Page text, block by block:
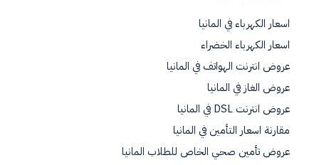
اسعار الكهرباء في المانيا
اسعار الكهرباء الخضراء
عروض انترنت الهواتف في المانيا
عروض الغاز في المانيا
عروض انترنت DSL في المانيا
مقارنة اسعار التأمين في المانيا
عروض تأمين صحي الخاص للطلاب المانيا